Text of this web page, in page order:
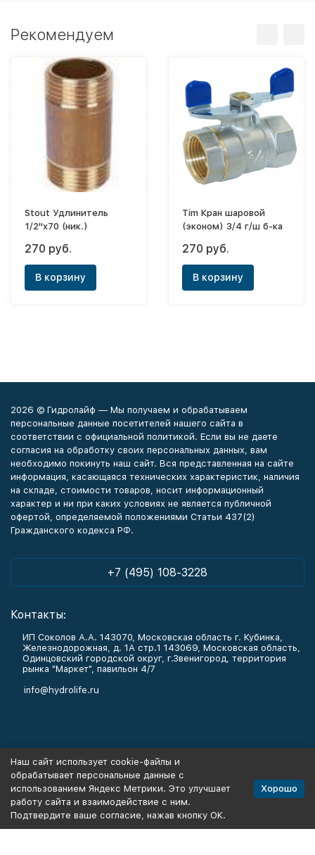
Рекомендуем
Stout Удлинитель
1/2"x70 (ник.)
270 руб.
В корзину
Tim Кран шаровой
(эконом) 3/4 г/ш б-ка
270 руб.
В корзину
2026 © Гидролайф — Мы получаем и обрабатываем
персональные данные посетителей нашего сайта в
соответствии с официальной политикой. Если вы не даете
согласия на обработку своих персональных данных, вам
необходимо покинуть наш сайт. Вся представленная на сайте
информация, касающаяся технических характеристик, наличия
на складе, стоимости товаров, носит информационный
характер и ни при каких условиях не является публичной
офертой, определяемой положениями Статьи 437(2)
Гражданского кодекса РФ.
+7 (495) 108-3228
Контакты:
ИП Соколов А.А. 143070, Московская область г. Кубинка,
Железнодорожная, д. 1А стр.1 143069, Московская область,
Одинцовский городской округ, г.Звенигород, территория
рынка "Маркет", павильон 4/7
info@hydrolife.ru
Информация
Политика персональных данных
Наш сайт использует cookie-файлы и
обрабатывает персональные данные с
использованием Яндекс Метрики. Это улучшает
работу сайта и взаимодействие с ним.
Подтвердите ваше согласие, нажав кнопку ОК.
Хорошо